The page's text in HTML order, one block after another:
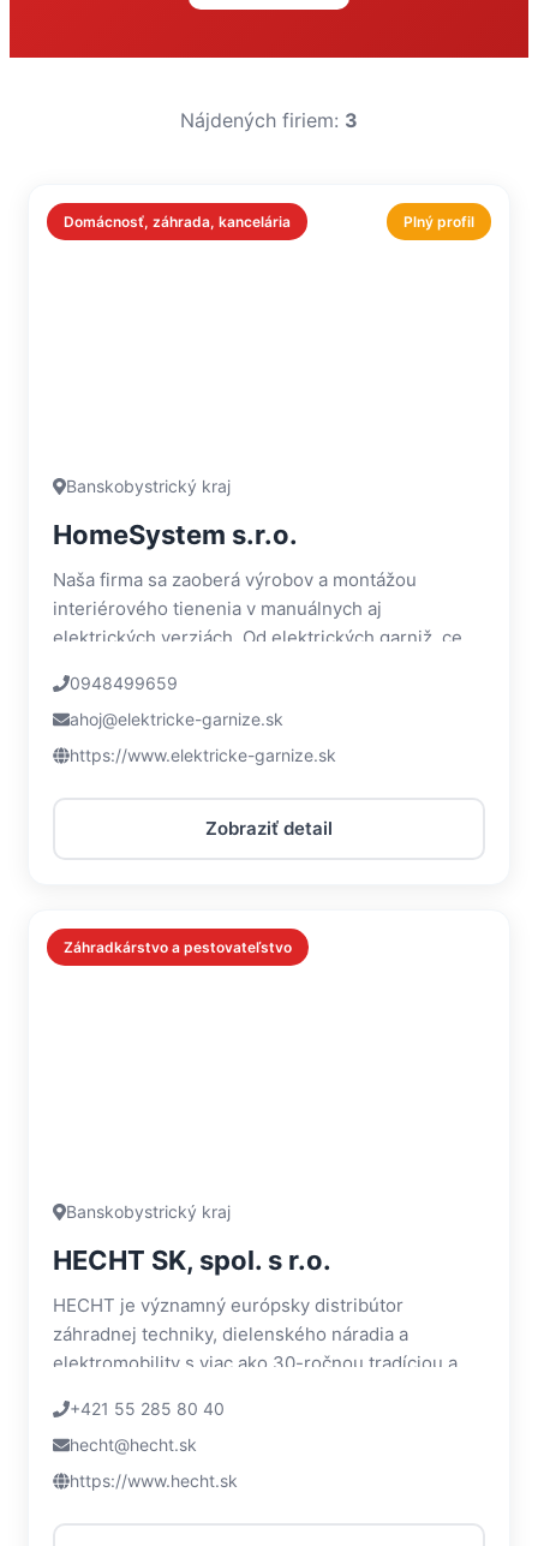
Nájdených firiem: 3
Plný profil
Domácnosť, záhrada, kancelária
Banskobystrický kraj
HomeSystem s.r.o.
Naša firma sa zaoberá výrobov a montážou
interiérového tienenia v manuálnych aj
elektrických verziách. Od elektrických garniž, cez
0948499659
ahoj@elektricke-garnize.sk
https://www.elektricke-garnize.sk
Zobraziť detail
Záhradkárstvo a pestovateľstvo
Banskobystrický kraj
HECHT SK, spol. s r.o.
HECHT je významný európsky distribútor
záhradnej techniky, dielenského náradia a
elektromobility s viac ako 30-ročnou tradíciou a
+421 55 285 80 40
hecht@hecht.sk
https://www.hecht.sk